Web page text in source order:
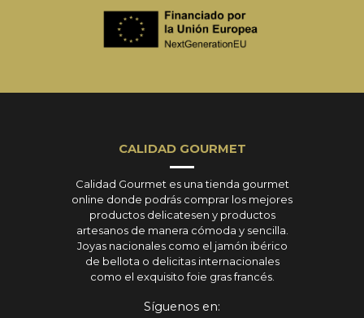
CALIDAD GOURMET
Calidad Gourmet es una tienda gourmet
online donde podrás comprar los mejores
productos delicatesen y productos
artesanos de manera cómoda y sencilla.
Joyas nacionales como el jamón ibérico
de bellota o delicitas internacionales
como el exquisito foie gras francés.
Síguenos en: